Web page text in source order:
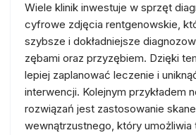
Wiele klinik inwestuje w sprzęt
cyfrowe zdjęcia rentgenowskie,
szybsze i dokładniejsze
zębami oraz przyzębiem. Dzięki
lepiej zaplanować leczenie i
interwencji. Kolejnym przykładem
rozwiązań jest zastosowanie
wewnątrzustnego, który umożliwia